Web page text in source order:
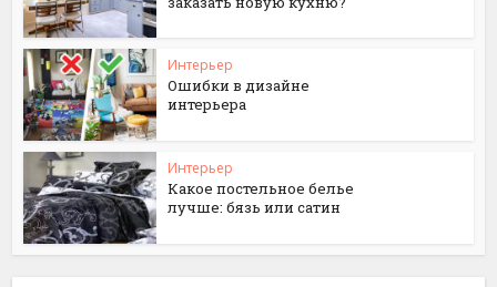
Интерьер
Ошибки в дизайне
интерьера
Интерьер
Какое постельное белье
лучше: бязь или сатин